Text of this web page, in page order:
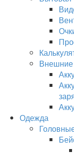
Внешние
Одежда